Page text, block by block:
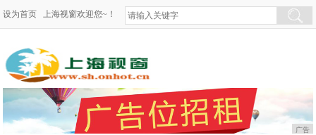
设为首页 上海视窗欢迎您~！
广告